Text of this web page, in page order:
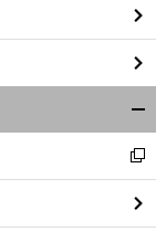
閉
る
新
し
い
ウ